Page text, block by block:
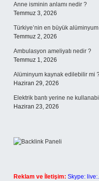
Anne isminin anlamı nedir ?
Temmuz 3, 2026
Türkiye’nin en büyük
Temmuz 2, 2026
Ambulasyon ameliyatı nedir ?
Temmuz 1, 2026
Alüminyum kaynak edilebilir mi
Haziran 29, 2026
Elektrik bantı yerine ne
Haziran 23, 2026
Reklam ve İletişim: Skype: